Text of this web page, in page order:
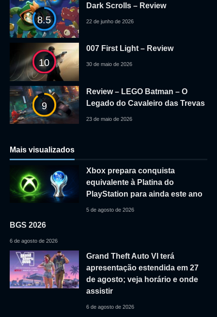
8.5
Dark Scrolls – Review
22 de junho de 2026
10
007 First Light – Review
30 de maio de 2026
9
Review – LEGO Batman – O
Legado do Cavaleiro das Trevas
23 de maio de 2026
Mais visualizados
Xbox prepara conquista
equivalente à Platina do
PlayStation para ainda este ano
5 de agosto de 2026
BGS 2026
6 de agosto de 2026
Grand Theft Auto VI terá
apresentação estendida em 27
de agosto; veja horário e onde
assistir
6 de agosto de 2026